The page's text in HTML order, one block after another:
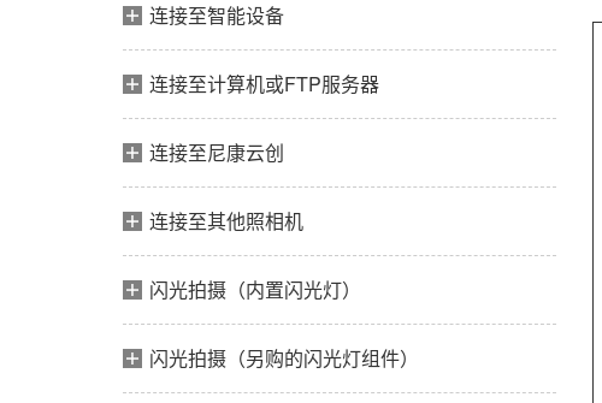
连接至智能设备
连接至计算机或FTP服务器
连接至尼康云创
连接至其他照相机
闪光拍摄（内置闪光灯）
闪光拍摄（另购的闪光灯组件）